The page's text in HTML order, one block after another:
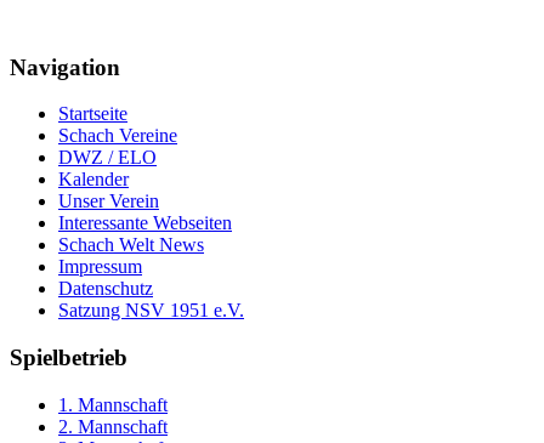
Navigation
Startseite
Schach Vereine
DWZ / ELO
Kalender
Unser Verein
Interessante Webseiten
Schach Welt News
Impressum
Datenschutz
Satzung NSV 1951 e.V.
Spielbetrieb
1. Mannschaft
2. Mannschaft